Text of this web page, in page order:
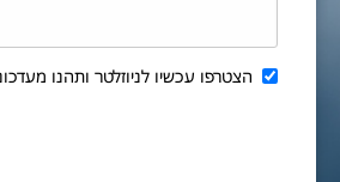
הצטרפו עכשיו לניוזלטר ותהנו